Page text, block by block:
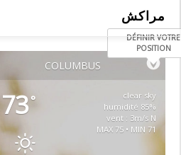
مراكش
COLUMBUS
DÉFINIR VOTRE
POSITION
73°
clear sky
85% humidité
vent : 3m/s N
MAX 75 • MIN 71